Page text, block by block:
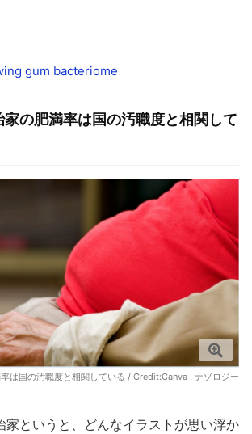
gum bacteriome
の肥満率は国の汚職度と相関して
は国の汚職度と相関している / Credit:Canva . ナゾロジー
家というと、どんなイラストが思い浮か